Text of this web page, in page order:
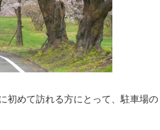
初めて訪れる方にとって、駐車場の